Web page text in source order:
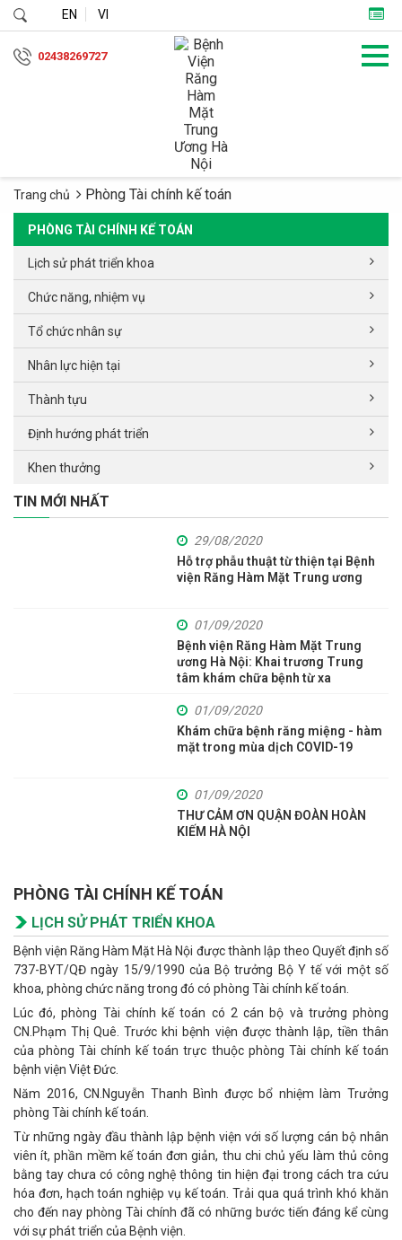
EN VI
02438269727
Trang chủ Phòng Tài chính kế toán
PHÒNG TÀI CHÍNH KẾ TOÁN
Lịch sử phát triển khoa
Chức năng, nhiệm vụ
Tổ chức nhân sự
Nhân lực hiện tại
Thành tựu
Định hướng phát triển
Khen thưởng
TIN MỚI NHẤT
29/08/2020
Hỗ trợ phẫu thuật từ thiện tại Bệnh
viện Răng Hàm Mặt Trung ương
01/09/2020
Bệnh viện Răng Hàm Mặt Trung
ương Hà Nội: Khai trương Trung
tâm khám chữa bệnh từ xa
01/09/2020
Khám chữa bệnh răng miệng - hàm
mặt trong mùa dịch COVID-19
01/09/2020
THƯ CẢM ƠN QUẬN ĐOÀN HOÀN
KIẾM HÀ NỘI
PHÒNG TÀI CHÍNH KẾ TOÁN
LỊCH SỬ PHÁT TRIỂN KHOA
Bệnh viện Răng Hàm Mặt Hà Nội được thành lập theo Quyết định số
737-BYT/QĐ ngày 15/9/1990 của Bộ trưởng Bộ Y tế với một số
khoa, phòng chức năng trong đó có phòng Tài chính kế toán.
Lúc đó, phòng Tài chính kế toán có 2 cán bộ và trưởng phòng
CN.Phạm Thị Quê. Trước khi bệnh viện được thành lập, tiền thân
của phòng Tài chính kế toán trực thuộc phòng Tài chính kế toán
bệnh viện Việt Đức.
Năm 2016, CN.Nguyễn Thanh Bình được bổ nhiệm làm Trưởng
phòng Tài chính kế toán.
Từ những ngày đầu thành lập bệnh viện với số lượng cán bộ nhân
viên ít, phần mềm kế toán đơn giản, thu chi chủ yếu làm thủ công
bằng tay chưa có công nghệ thông tin hiện đại trong cách tra cứu
hóa đơn, hạch toán nghiệp vụ kế toán. Trải qua quá trình khó khăn
cho đến nay phòng Tài chính đã có những bước tiến đáng kể cùng
với sự phát triển của Bệnh viện.